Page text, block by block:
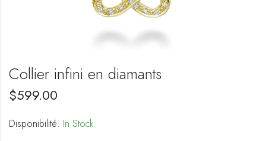
Collier infini en diamants
$599.00
Disponibilité: In Stock